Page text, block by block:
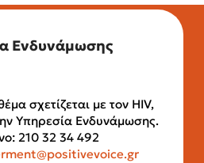
Ενδυνάμωσης
σχετίζεται με τον HIV,
Υπηρεσία Ενδυνάμωσης.
210 32 34 492